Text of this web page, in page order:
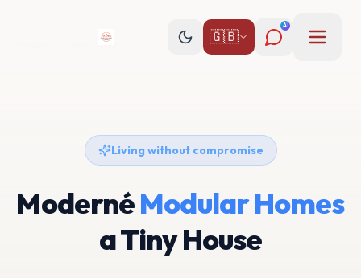
🇬🇧
AI
Living without compromise
ModernéModular Homes
a Tiny House